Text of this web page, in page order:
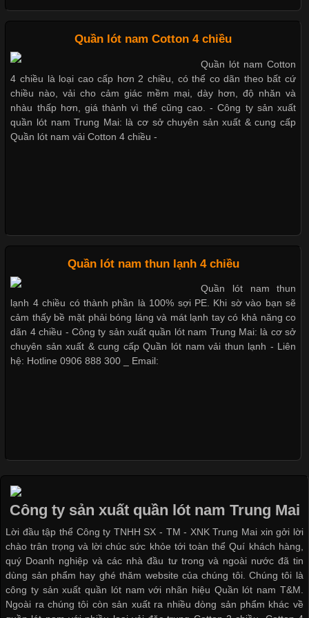
Chất Liệu Bamboo Xu Hướng Mới Trong Ngành Thời Trang
Cập nhật 2026-05-21 14:59:25
Trong những năm gần đây, vải Bamboo đang trở thành một
trong những chất liệu được yêu thích trong ngành thời trang
nhờ đặc tính mềm mại, thoáng khí và thân thiện với môi trường.
Không chỉ được ứng dụng trong quần áo thường ngày, loại vải
Cập nhật 2026-05-20 14:58:56
Vải thun là một trong những chất liệu được sử dụng rộng rãi
nhất trong ngành thời trang nhờ đặc tính co giãn, mềm mại và
thoải mái khi mặc. Từ áo thun, đồ thể thao cho đến đồ lót nam,
vải thun luôn đóng vai trò quan trọng trong quá trình sản xuất.
Hiện nay, nhu cầu tìm kiếm quần lót nam giá
Các Form Áo Thun Phổ Biến Hiện Nay Và Xu Hướng Trong
Ngành May Mặc Áo thun là một trong những trang phục quen
thuộc và được sử dụng phổ biến nhất hiện nay. Không chỉ đa
dạng về màu sắc hay chất liệu, áo thun còn có nhiều form dáng
khác nhau để phù hợp với từng phong cách thời trang và nhu
cầu
Quần lót nam Cotton 4 chiều
Quần lót nam Cotton
4 chiều là loại cao cấp hơn 2 chiều, có thể co dãn theo bất cứ
chiều nào, vải cho cảm giác mềm mại, dày hơn, độ nhăn và
nhàu thấp hơn, giá thành vì thế cũng cao. - Công ty sản xuất
quần lót nam Trung Mai: là cơ sở chuyên sản xuất & cung cấp
Quần lót nam vải Cotton 4 chiều -
Quần lót nam thun lạnh 4 chiều
Quần lót nam thun
lạnh 4 chiều có thành phần là 100% sợi PE. Khi sờ vào bạn sẽ
cảm thấy bề mặt phải bóng láng và mát lạnh tay có khả năng co
dãn 4 chiều - Công ty sản xuất quần lót nam Trung Mai: là cơ sở
chuyên sản xuất & cung cấp Quần lót nam vải thun lạnh - Liên
hệ: Hotline 0906 888 300 _ Email:
Công ty sản xuất quần lót nam Trung Mai
Lời đầu tập thể Công ty TNHH SX - TM - XNK Trung Mai xin gởi lời
chào trân trọng và lời chúc sức khỏe tới toàn thể Quí khách hàng,
quý Doanh nghiệp và các nhà đầu tư trong và ngoài nước đã tin
dùng sản phẩm hay ghé thăm website của chúng tôi. Chúng tôi là
công ty sản xuất quần lót nam với nhãn hiệu Quần lót nam T&M.
Ngoài ra chúng tôi còn sản xuất ra nhiều dòng sản phẩm khác về